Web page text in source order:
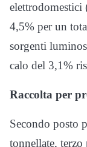
elettrodomestici
4,5% per un
sorgenti
calo del 3,1%
Raccolta per
Secondo posto
tonnellate, terzo